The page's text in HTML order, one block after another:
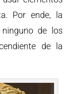
Por ende, la
de los
de la